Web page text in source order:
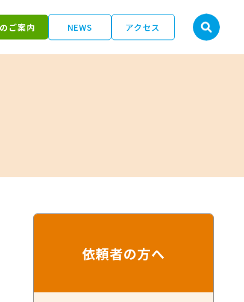
ご案内 NEWS アクセス
依頼者の方へ